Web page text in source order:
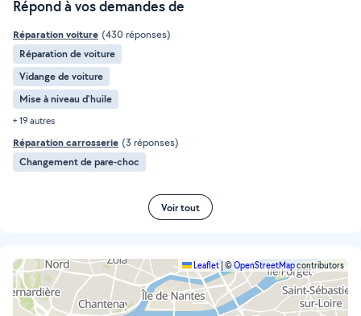
Répond à vos demandes de
Réparation voiture (430 réponses)
Réparation de voiture
Vidange de voiture
Mise à niveau d'huile
+ 19 autres
Réparation carrosserie (3 réponses)
Changement de pare-choc
Voir tout
Leaflet|©OpenStreetMapcontributors